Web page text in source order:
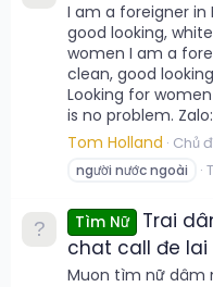
I am a foreigner in
good looking,
women I am a
clean, good
Looking for
is no problem.
Tom Holland Chủ
người nước ngoài
Tìm Nữ
Trai
chat call đe lai
Muon tìm nữ dâm